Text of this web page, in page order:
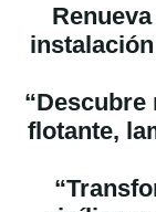
“Descubre
flotante,